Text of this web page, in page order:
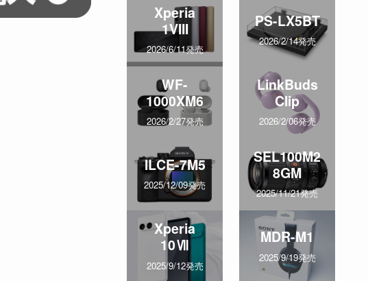
Xperia
1VIII
2026/6/11発売
PS-LX5BT
2026/2/14発売
WF-
1000XM6
2026/2/27発売
LinkBuds
Clip
2026/2/06発売
ILCE-7M5
2025/12/09発売
SEL100M2
8GM
2025/11/21発売
Xperia
10Ⅶ
2025/9/12発売
MDR-M1
2025/9/19発売